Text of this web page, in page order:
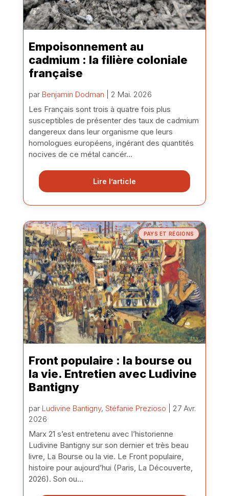
Empoisonnement au
cadmium : la filière coloniale
française
par Benjamin Dodman | 2 Mai. 2026
Les Français sont trois à quatre fois plus
susceptibles de présenter des taux de cadmium
dangereux dans leur organisme que leurs
homologues européens, ingérant des quantités
nocives de ce métal cancér...
Lire l’article
PAYS ET RÉGIONS
Front populaire : la bourse ou
la vie. Entretien avec Ludivine
Bantigny
par Ludivine Bantigny, Stéfanie Prezioso | 27 Avr.
2026
Marx 21 s’est entretenu avec l’historienne
Ludivine Bantigny sur son dernier et très beau
livre, La Bourse ou la vie. Le Front populaire,
histoire pour aujourd’hui (Paris, La Découverte,
2026). Son ou...